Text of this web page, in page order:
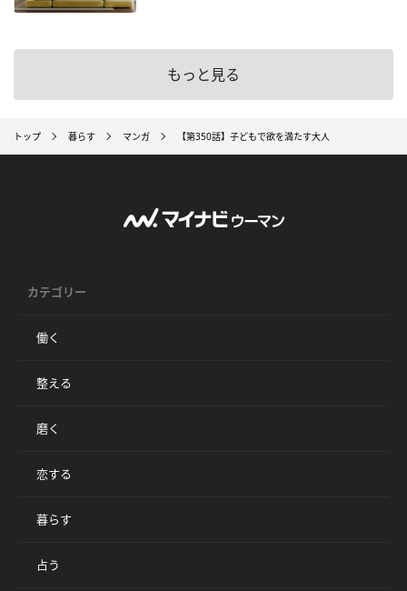
もっと見る
トップ 暮らす マンガ 【第350話】子どもで欲を満たす大人
カテゴリー
働く
整える
磨く
恋する
暮らす
占う